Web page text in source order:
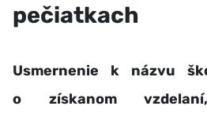
pečiatkach
Usmernenie k názvu
o získanom